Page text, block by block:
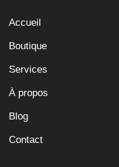
Accueil
Boutique
Services
À propos
Blog
Contact